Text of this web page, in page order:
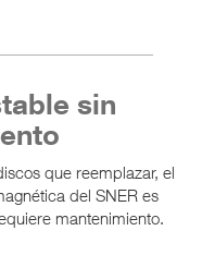
sin
que reemplazar, el
del SNER es
mantenimiento.